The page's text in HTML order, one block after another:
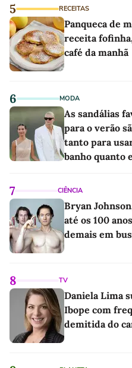
5 RECEITAS
Panqueca de
receita
café da manhã
6 MODA
As sandálias
para o verão
tanto para
banho quanto
7 CIÊNCIA
Bryan
até os 100
demais em
8 TV
Daniela Lima
Ibope com
demitida do